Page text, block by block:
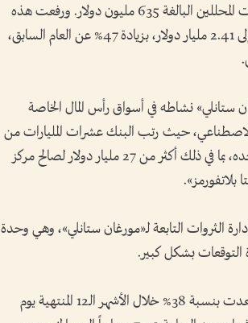
خلال الأشهر الثلاثة الأخيرة من العام، مقارنة بتوقعات المحللين البالغة 635 مليون دولار. ورفعت هذه
النتائج إجمالي رسوم الخدمات المصرفية الاستثمارية إلى 2.41 مليار دولار، بزيادة 47% عن العام السابق،
نشاطه في أسواق رأس المال الخاصة
حيث رتب البنك عشرات المليارات من
الدولارات من إصدارات الدين خلال الربع الرابع وحده، بما في ذلك أكثر من 27 مليار دولار لصالح مركز
الثروات التابعة لـ«مورغان ستانلي»، وهي وحدة
وارتفعت أسهم «مورغان ستانلي»، التي كانت قد صعدت بنسبة 38% خلال الأشهر الـ12 المنتهية يوم